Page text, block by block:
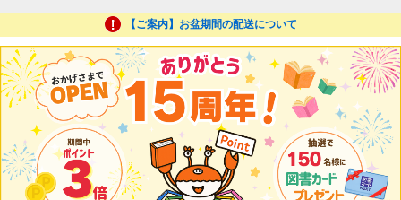
【ご案内】お盆期間の配送について